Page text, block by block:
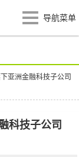
导航菜单
亚洲金融科技子公司
科技子公司